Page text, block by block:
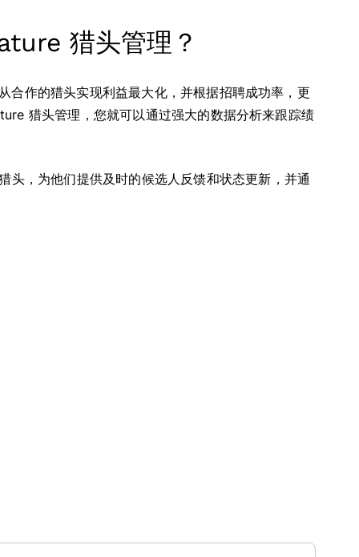
猎头管理？
合作的猎头实现利益最大化，并根据招聘成功率，更
猎头管理，您就可以通过强大的数据分析来跟踪绩
头，为他们提供及时的候选人反馈和状态更新，并通